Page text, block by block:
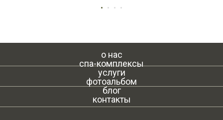
о нас
спа-комплексы
услуги
фотоальбом
блог
контакты